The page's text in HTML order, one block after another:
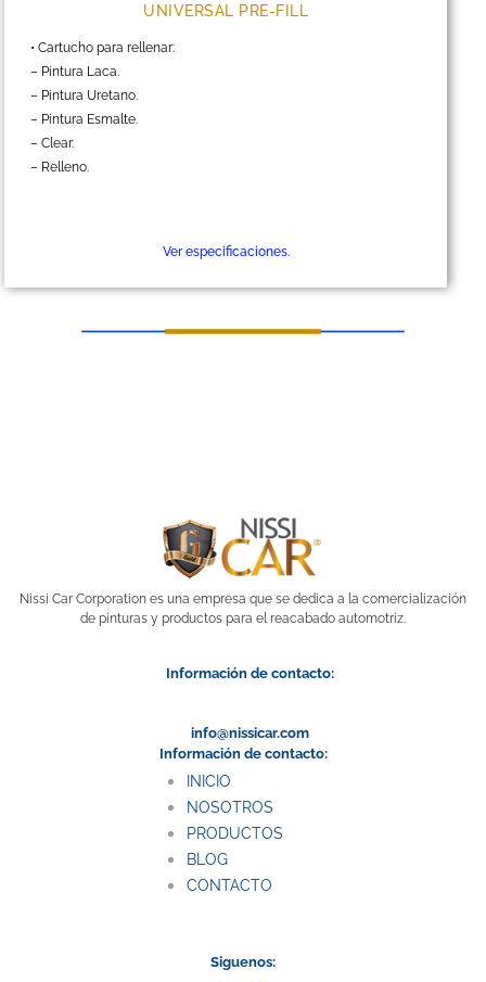
UNIVERSAL PRE-FILL
• Cartucho para rellenar:
– Pintura Laca.
– Pintura Uretano.
– Pintura Esmalte.
– Clear.
– Relleno.
Ver especificaciones.
Nissi Car Corporation es una empresa que se dedica a la comercialización
de pinturas y productos para el reacabado automotriz.
Información de contacto:
info@nissicar.com
Información de contacto:
INICIO
NOSOTROS
PRODUCTOS
BLOG
CONTACTO
Siguenos: